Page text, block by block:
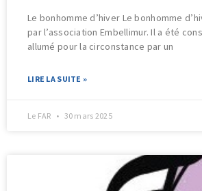
Le bonhomme d’hiver Le bonhomme
par l’association Embellimur. Il a été
allumé pour la circonstance par un
LIRE LA SUITE »
Le FAR 30 mars 2025